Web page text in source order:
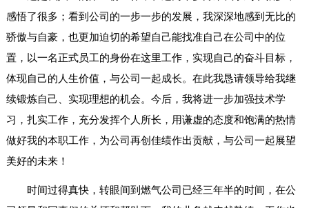
感悟了很多；看到公司的一步一步的发展，我深深地感到无比的
骄傲与自豪，也更加迫切的希望自己能找准自己在公司中的位
置，以一名正式员工的身份在这里工作，实现自己的奋斗目标，
体现自己的人生价值，与公司一起成长。在此我恳请领导给我继
续锻炼自己、实现理想的机会。今后，我将进一步加强技术学
习，扎实工作，充分发挥个人所长，用谦虚的态度和饱满的热情
做好我的本职工作，为公司再创佳绩作出贡献，与公司一起展望
美好的未来！
时间过得真快，转眼间到燃气公司已经三年半的时间，在公